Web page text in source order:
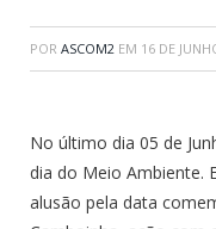
POR ASCOM2 EM 16 DE
No último dia 05 de
dia do Meio Ambiente.
alusão pela data